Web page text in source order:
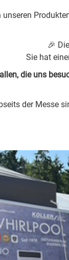
unseren
🎉 Die
Sie hat
allen, die uns
der Messe